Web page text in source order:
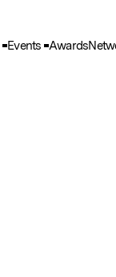
Events Awards